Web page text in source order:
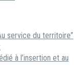
service du territoire”
à l’insertion et au